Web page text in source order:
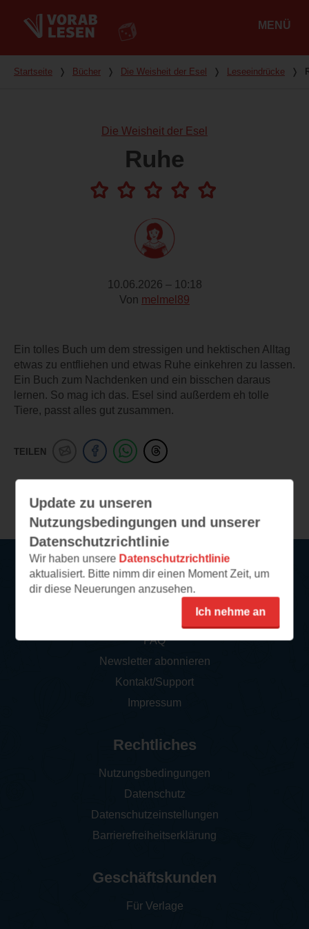
MENÜ
Du bist hier
Startseite ❭ Bücher ❭ Die Weisheit der Esel ❭ Leseeindrücke ❭
Die Weisheit der Esel
Ruhe
10.06.2026 – 10:18
Von melmel89
Ein tolles Buch um dem stressigen und hektischen Alltag
etwas zu entfliehen und etwas Ruhe einkehren zu lassen.
Ein Buch zum Nachdenken und ein bisschen daraus
lernen. So mag ich das. Esel sind außerdem eh tolle
Tiere, passt alles gut zusammen.
TEILEN
Update zu unseren
Nutzungsbedingungen und unserer
Datenschutzrichtlinie
Wir haben unsere Datenschutzrichtlinie
aktualisiert. Bitte nimm dir einen Moment Zeit, um
dir diese Neuerungen anzusehen.
Ich nehme an
Service
FAQ
Newsletter abonnieren
Kontakt/Support
Impressum
Rechtliches
Nutzungsbedingungen
Datenschutz
Datenschutzeinstellungen
Barrierefreiheitserklärung
Geschäftskunden
Für Verlage